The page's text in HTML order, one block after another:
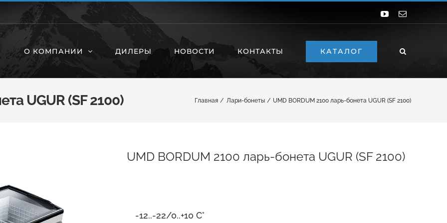
YouTubeEmail
О КОМПАНИИ ДИЛЕРЫ НОВОСТИ КОНТАКТЫ КАТАЛОГ
UGUR (SF 2100) Главная Лари-бонеты UMD BORDUM 2100 ларь-бонета UGUR (SF 2100)
UMD BORDUM 2100 ларь-бонета UGUR (SF 2100)
-12..-22/0..+10 С°